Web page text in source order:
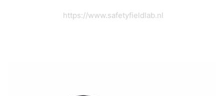
https://www.safetyfieldlab.nl